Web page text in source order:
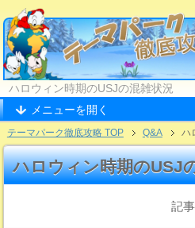
ハロウィン時期のUSJの混雑状況
メニューを開く
テーマパーク徹底攻略 TOP Q&A ハ
ハロウィン時期のUSJ
記